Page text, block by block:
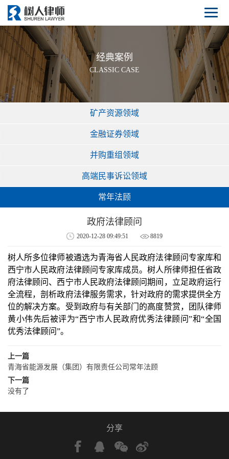
经典案例
CLASSIC CASE
矿产资源领域
金融证券领域
并购重组领域
高端民事诉讼领域
常年法顾
政府法律顾问
2020-12-28 09:49:51 8819
树人所多位律师被遴选为青海省人民政府法律顾问专家库和
西宁市人民政府法律顾问专家库成员。树人所律师担任省政
府法律顾问、西宁市人民政府法律顾问期间，立足政府运行
全流程，剖析政府法律服务需求，针对政府的需求提供全方
位的解决方案。受到政府与有关部门的高度赞赏，团队律师
黄小伟先后被评为“西宁市人民政府优秀法律顾问”和“全国
优秀法律顾问”。
上一篇
青海省能源发展（集团）有限责任公司常年法顾
下一篇
没有了
分享